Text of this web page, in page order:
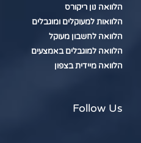
הלוואה נון ריקורס
הלוואות למעוקלים ומוגבלים
הלוואה לחשבון מעוקל
הלוואה למוגבלים באמצעים
הלוואה מיידית בצפון
Follow Us